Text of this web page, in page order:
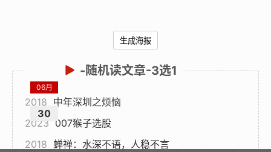
生成海报
-随机读文章-3选1
06月
30
2018 中年深圳之烦恼
2023 007猴子选股
2018 蝉禅：水深不语，人稳不言